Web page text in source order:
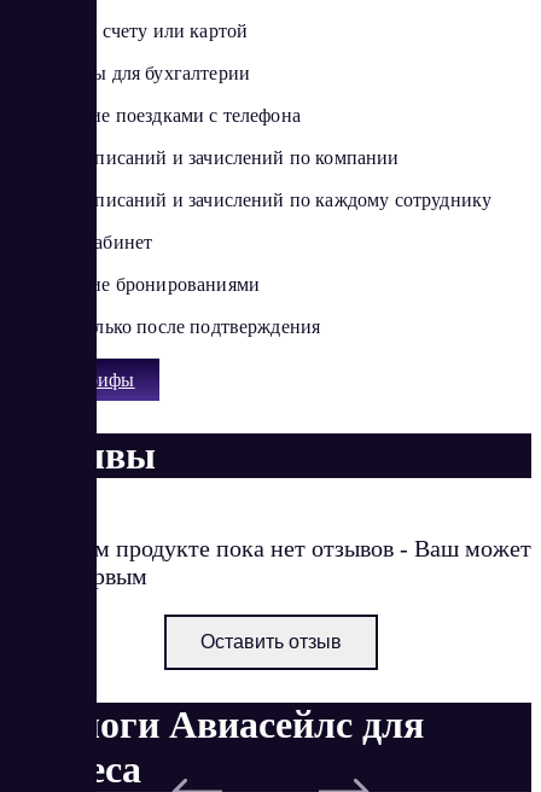
Оплата по счету или картой
Документы для бухгалтерии
Управление поездками с телефона
История списаний и зачислений по компании
История списаний и зачислений по каждому сотруднику
Личный кабинет
Управление бронированиями
Оплата только после подтверждения
Все тарифы
Отзывы
О данном продукте пока нет отзывов - Ваш может
стать первым
Оставить отзыв
Аналоги Авиасейлс для
бизнеса